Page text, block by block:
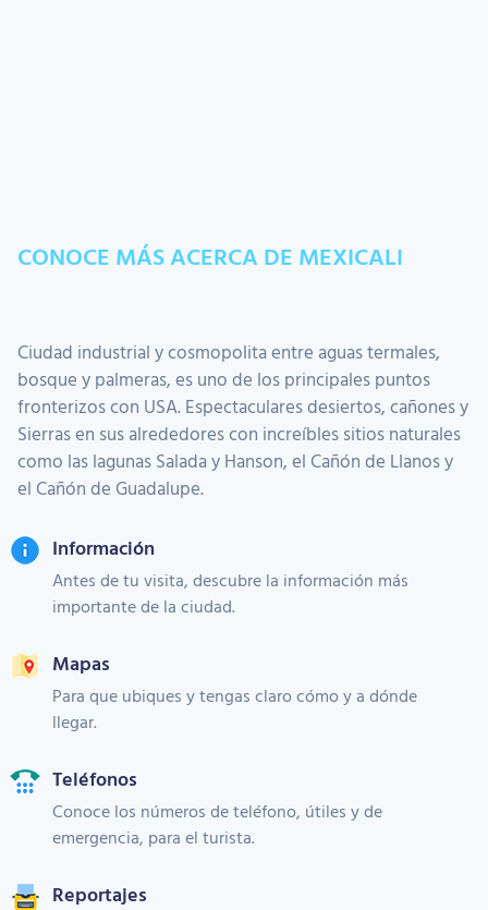
CONOCE MÁS ACERCA DE MEXICALI
Ciudad industrial y cosmopolita entre aguas termales,
bosque y palmeras, es uno de los principales puntos
fronterizos con USA. Espectaculares desiertos, cañones y
Sierras en sus alrededores con increíbles sitios naturales
como las lagunas Salada y Hanson, el Cañón de Llanos y
el Cañón de Guadalupe.
Información
Antes de tu visita, descubre la información más
importante de la ciudad.
Mapas
Para que ubiques y tengas claro cómo y a dónde
llegar.
Teléfonos
Conoce los números de teléfono, útiles y de
emergencia, para el turista.
Reportajes